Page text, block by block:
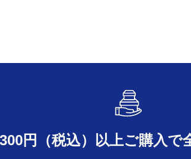
円（税込）以上ご購入で